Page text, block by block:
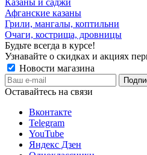
Афганские казаны
Грили, мангалы, коптильни
Очаги, кострища, дровницы
Будьте всегда в курсе!
Узнавайте о скидках и акциях
Новости магазина
Оставайтесь на связи
Вконтакте
Telegram
YouTube
Яндекс Дзен